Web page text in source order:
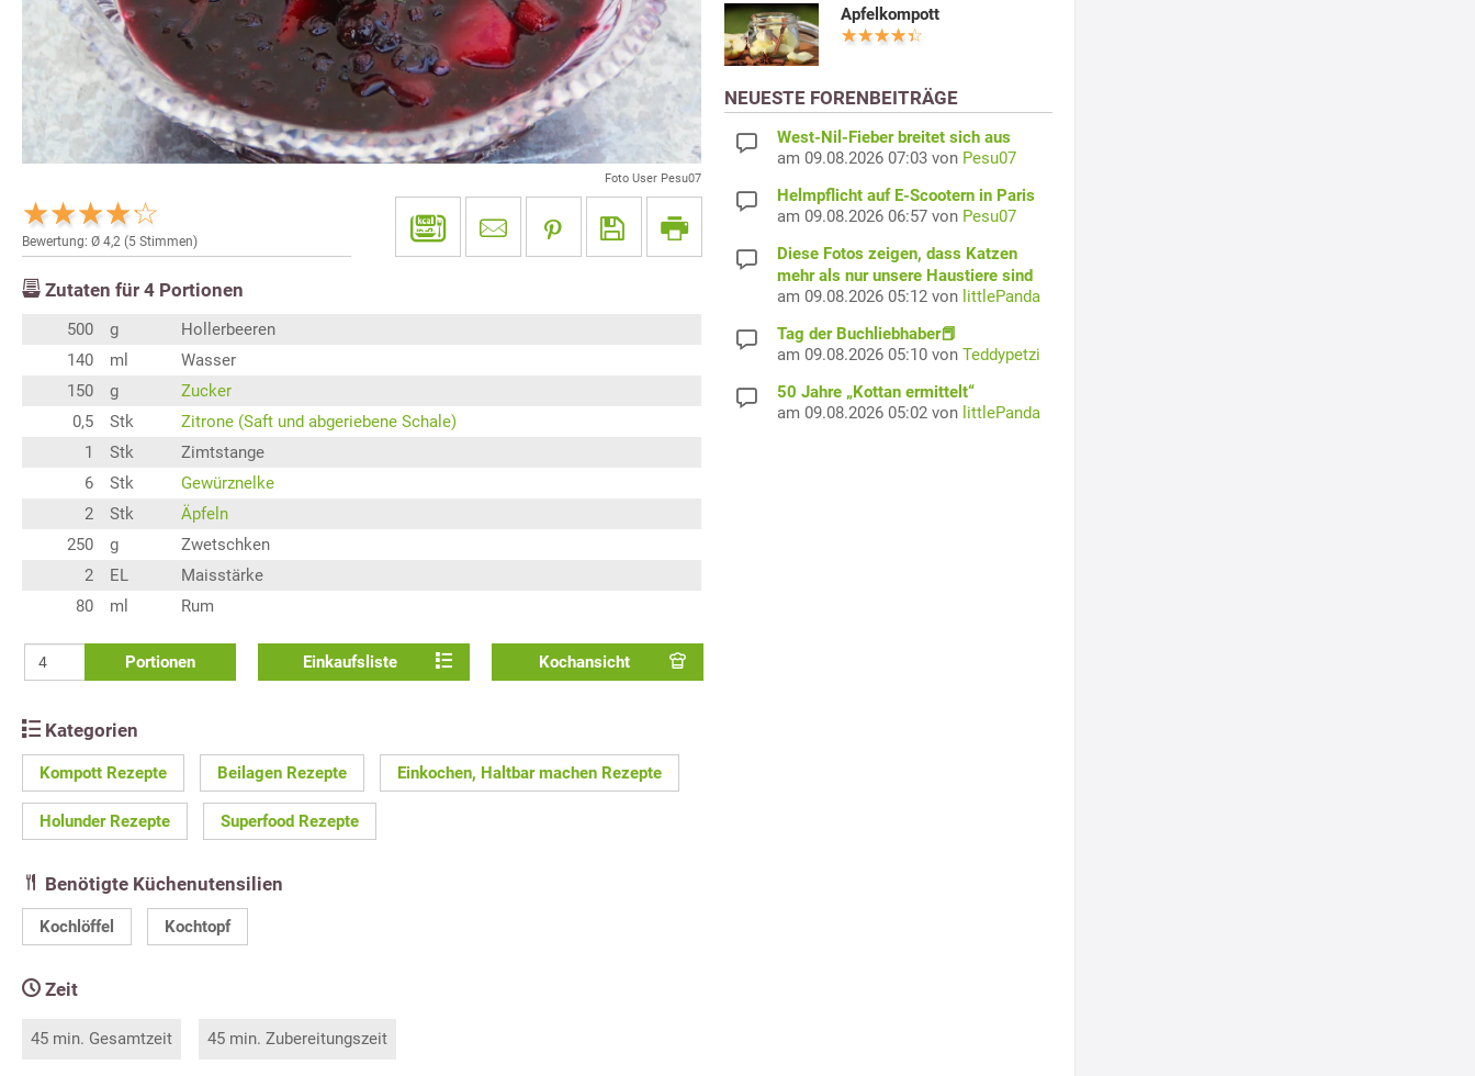
Foto User Pesu07
Bewertung: Ø 4,2 (5 Stimmen)
Zutaten für 4 Portionen
500 g
Hollerbeeren
140
ml
Wasser
150
g
Zucker
0,5
Stk
Zitrone (Saft und abgeriebene Schale)
1
Stk
Zimtstange
6
Stk
Gewürznelke
2
Stk
Äpfeln
250
g
Zwetschken
2
EL
Maisstärke
80
ml Rum
Portionen Einkaufsliste Kochansicht
Kategorien
Kompott Rezepte Beilagen Rezepte Einkochen, Haltbar machen Rezepte
Holunder Rezepte Superfood Rezepte
Benötigte Küchenutensilien
Kochlöffel Kochtopf
Zeit
45 min. Gesamtzeit 45 min. Zubereitungszeit
Apfelkompott
NEUESTE FORENBEITRÄGE
West-Nil-Fieber breitet sich aus
am 09.08.2026 07:03 von Pesu07
Helmpflicht auf E-Scootern in Paris
am 09.08.2026 06:57 von Pesu07
Diese Fotos zeigen, dass Katzen
mehr als nur unsere Haustiere sind
am 09.08.2026 05:12 von littlePanda
Tag der Buchliebhaber📕
am 09.08.2026 05:10 von Teddypetzi
50 Jahre „Kottan ermittelt“
am 09.08.2026 05:02 von littlePanda